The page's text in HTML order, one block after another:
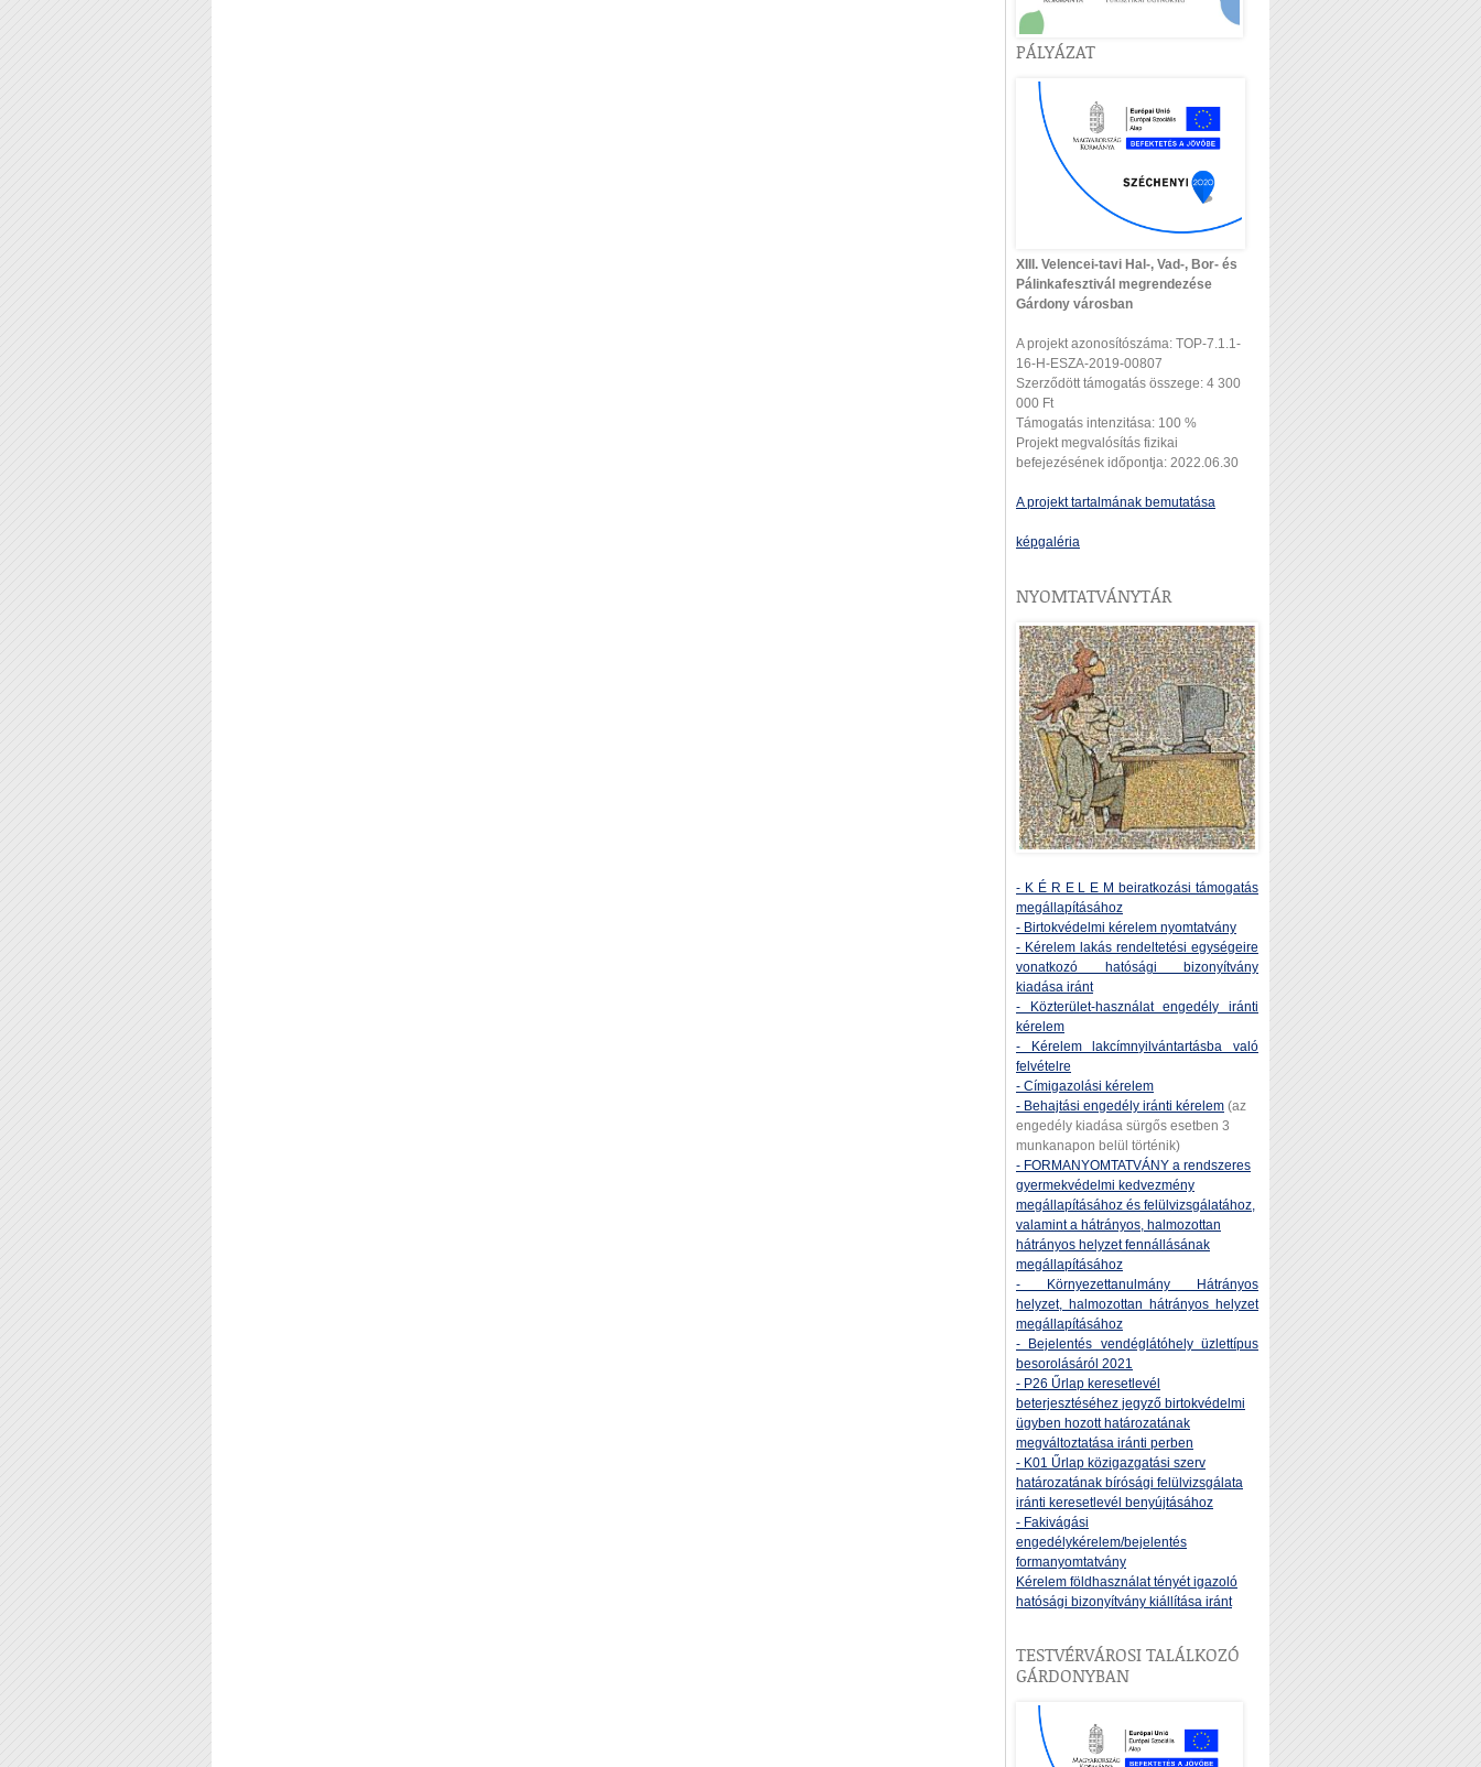
PÁLYÁZAT
XIII. Velencei-tavi Hal-, Vad-, Bor- és
Pálinkafesztivál megrendezése
Gárdony városban
A projekt azonosítószáma: TOP-7.1.1-
16-H-ESZA-2019-00807
Szerződött támogatás összege: 4 300
000 Ft
Támogatás intenzitása: 100 %
Projekt megvalósítás fizikai
befejezésének időpontja: 2022.06.30
A projekt tartalmának bemutatása
képgaléria
NYOMTATVÁNYTÁR
- K É R E L E M beiratkozási támogatás
megállapításához
- Birtokvédelmi kérelem nyomtatvány
- Kérelem lakás rendeltetési egységeire
vonatkozó hatósági bizonyítvány
kiadása iránt
- Közterület-használat engedély iránti
kérelem
- Kérelem lakcímnyilvántartásba való
felvételre
- Címigazolási kérelem
- Behajtási engedély iránti kérelem (az
engedély kiadása sürgős esetben 3
munkanapon belül történik)
- FORMANYOMTATVÁNY a rendszeres
gyermekvédelmi kedvezmény
megállapításához és felülvizsgálatához,
valamint a hátrányos, halmozottan
hátrányos helyzet fennállásának
megállapításához
- Környezettanulmány Hátrányos
helyzet, halmozottan hátrányos helyzet
megállapításához
- Bejelentés vendéglátóhely üzlettípus
besorolásáról 2021
- P26 Űrlap keresetlevél
beterjesztéséhez jegyző birtokvédelmi
ügyben hozott határozatának
megváltoztatása iránti perben
- K01 Űrlap közigazgatási szerv
határozatának bírósági felülvizsgálata
iránti keresetlevél benyújtásához
- Fakivágási
engedélykérelem/bejelentés
formanyomtatvány
Kérelem földhasználat tényét igazoló
hatósági bizonyítvány kiállítása iránt
TESTVÉRVÁROSI TALÁLKOZÓ
GÁRDONYBAN